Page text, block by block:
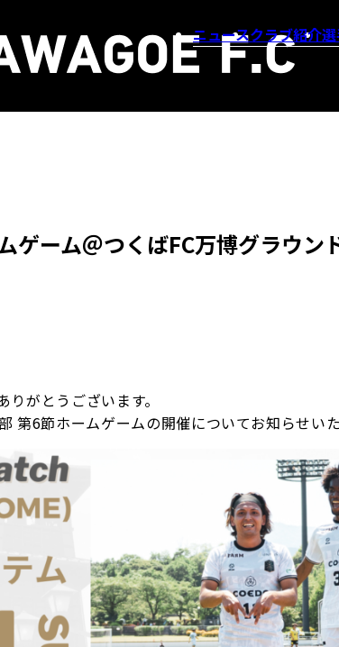
ニュースクラブ紹介
ゲーム＠つくばFC万博グラウン
りがとうございます。
6節ホームゲームの開催についてお知らせいた